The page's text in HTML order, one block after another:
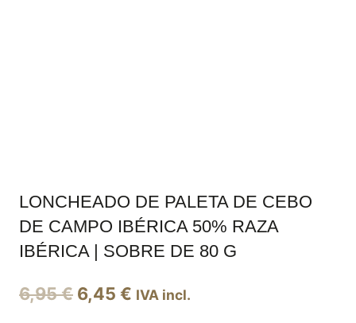
LONCHEADO DE PALETA DE CEBO
DE CAMPO IBÉRICA 50% RAZA
IBÉRICA | SOBRE DE 80 G
6,95€ El
6,45 € El
IVA incl.